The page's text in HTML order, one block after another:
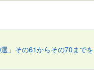
」その61からその70まで